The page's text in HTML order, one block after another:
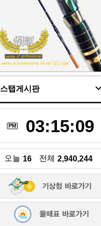
스탭게시판
PM 03:15:11
오늘 16 전체 2,940,244